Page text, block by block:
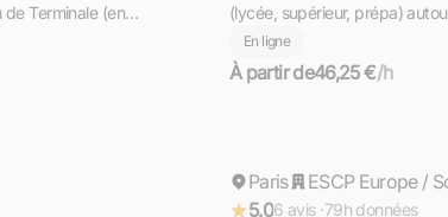
Terminale (en
(lycée, supérieur, prépa)
En ligne
À partir de46,25 €/h
Répond rapidement
Paris
ESCP Europe /
5.06 avis ·79h données